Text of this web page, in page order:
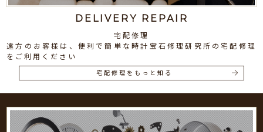
DELIVERY REPAIR
宅配修理
遠方のお客様は、便利で簡単な時計宝石修理研究所の宅配修理
をご利用ください
宅配修理をもっと知る